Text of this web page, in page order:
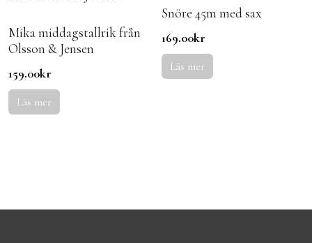
Mika middagstallrik från
Olsson & Jensen
159.00kr
Läs mer
Snöre 45m med sax
169.00kr
Läs mer